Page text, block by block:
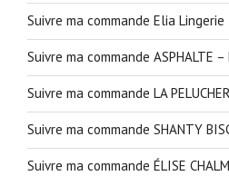
Suivre ma commande Elia Lingerie
Suivre ma commande ASPHALTE
Suivre ma commande LA
Suivre ma commande SHANTY
Suivre ma commande ÉLISE